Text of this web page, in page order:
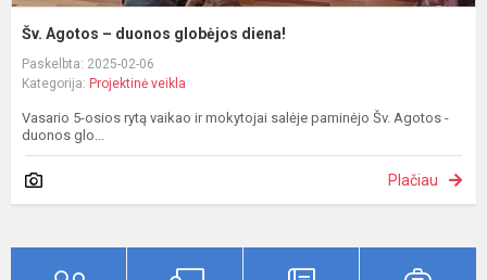
Šv. Agotos – duonos globėjos diena!
Paskelbta: 2025-02-06
Kategorija: Projektinė veikla
Vasario 5-osios rytą vaikao ir mokytojai salėje paminėjo Šv. Agotos -
duonos glo...
Plačiau